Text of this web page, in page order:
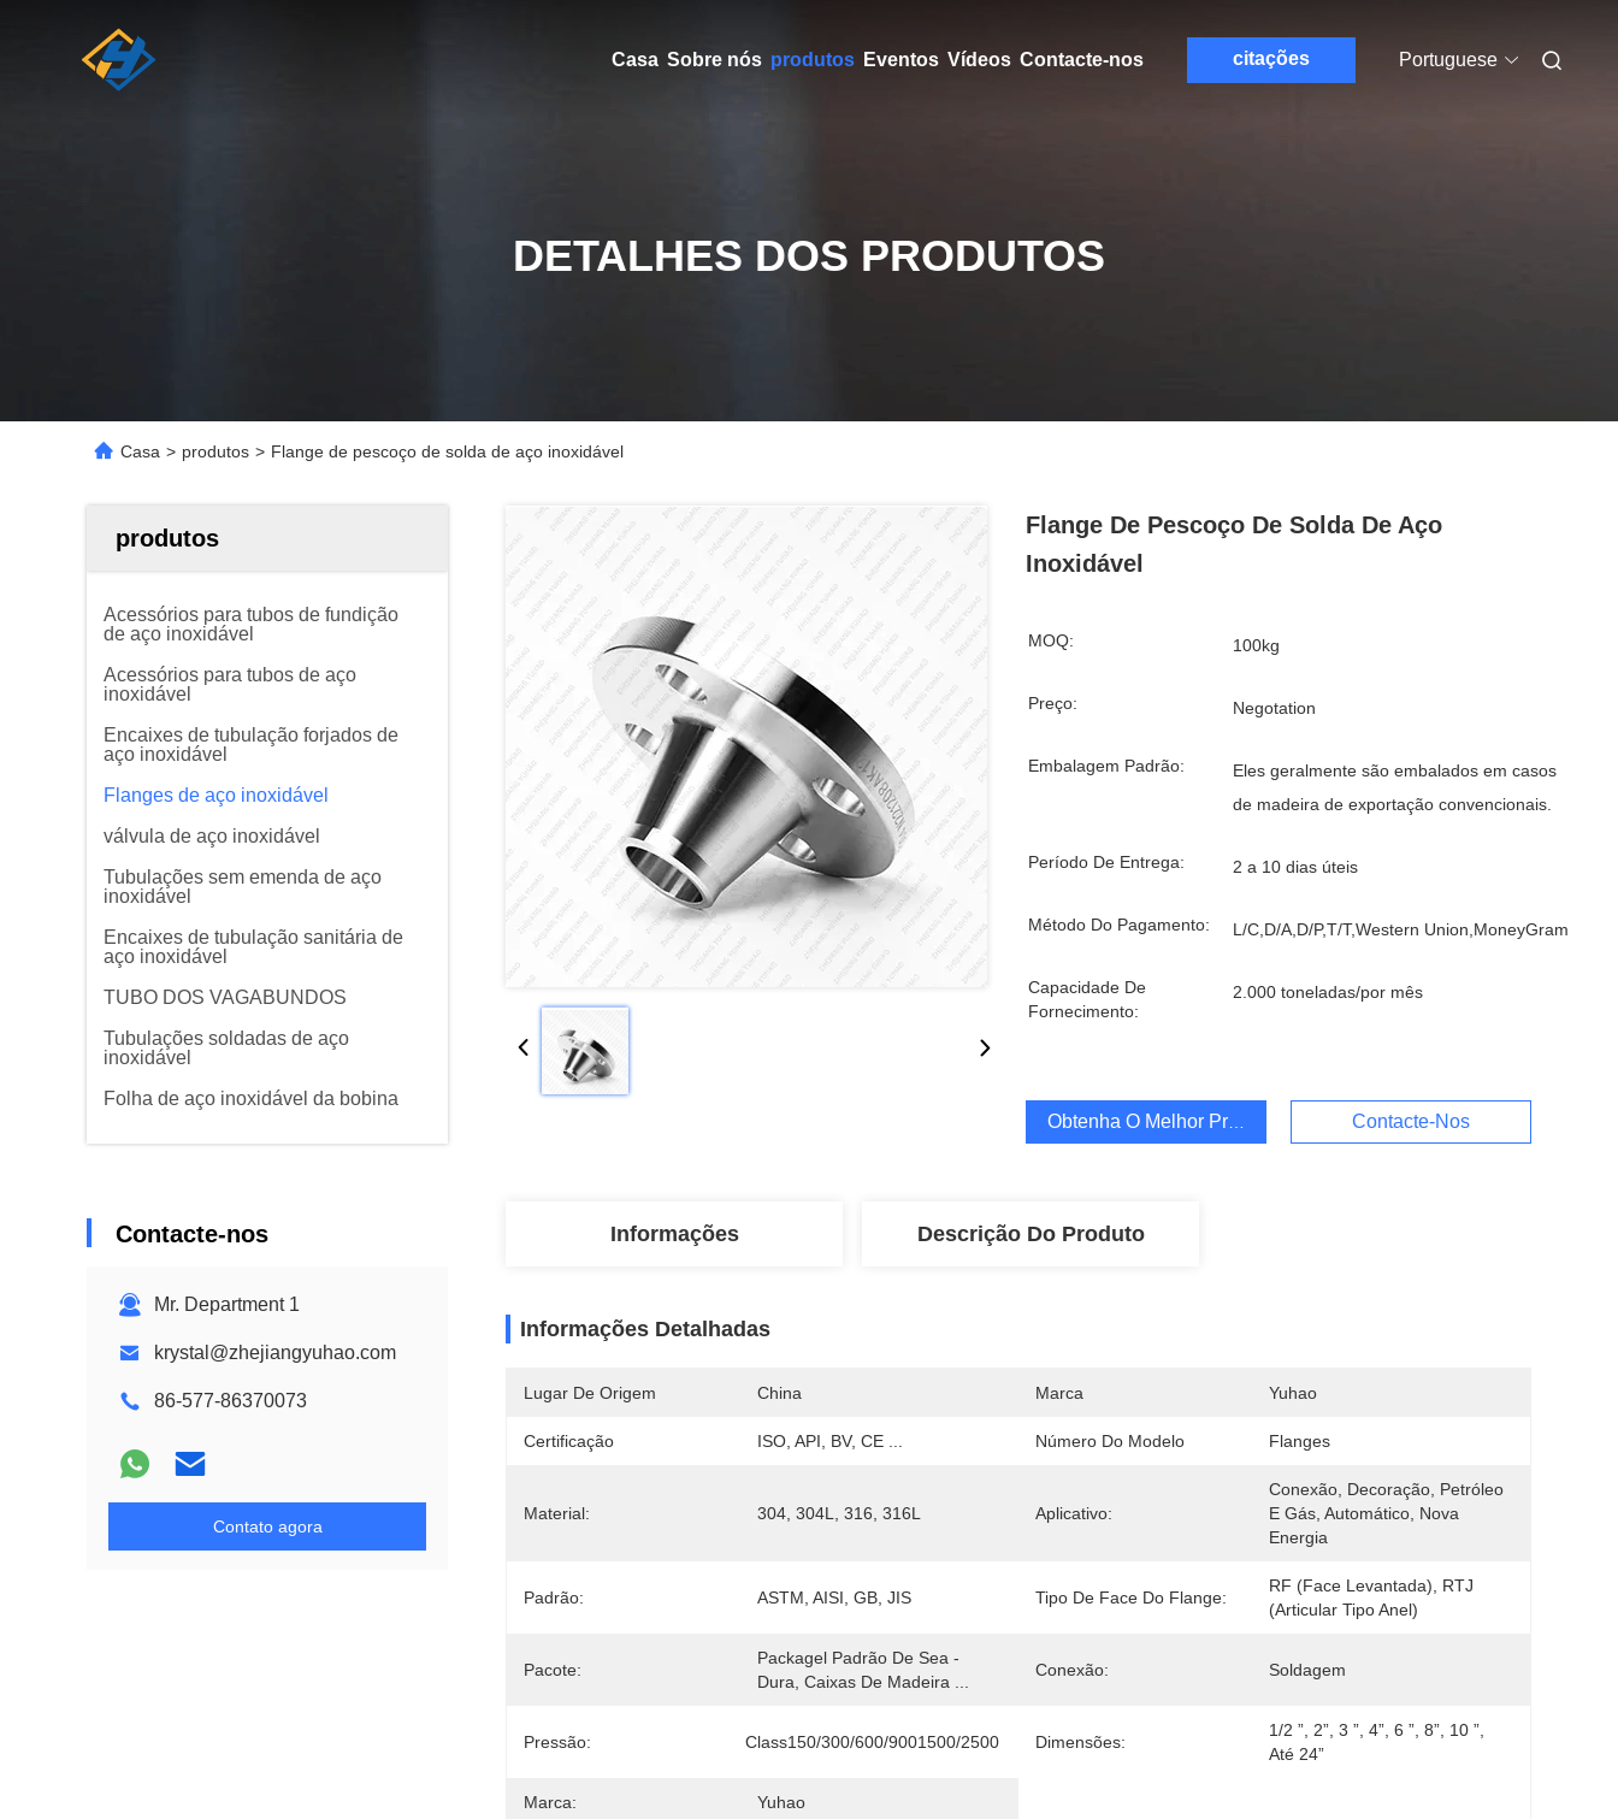
Casa Sobre nós produtos Eventos Vídeos Contacte-nos citações Portuguese
DETALHES DOS PRODUTOS
Casa > produtos > Flange de pescoço de solda de aço inoxidável
produtos
Acessórios para tubos de fundição
de aço inoxidável
Acessórios para tubos de aço
inoxidável
Encaixes de tubulação forjados de
aço inoxidável
Flanges de aço inoxidável
válvula de aço inoxidável
Tubulações sem emenda de aço
inoxidável
Encaixes de tubulação sanitária de
aço inoxidável
TUBO DOS VAGABUNDOS
Tubulações soldadas de aço
inoxidável
Folha de aço inoxidável da bobina
Contacte-nos
Mr. Department 1
krystal@zhejiangyuhao.com
86-577-86370073
Contato agora
Flange De Pescoço De Solda De Aço
Inoxidável
MOQ: 100kg
Preço: Negotation
Embalagem Padrão:
Eles geralmente são embalados em casos
de madeira de exportação convencionais.
Período De Entrega: 2 a 10 dias úteis
Método Do Pagamento: L/C,D/A,D/P,T/T,Western Union,MoneyGram
Capacidade De
Fornecimento:
2.000 toneladas/por mês
Obtenha O Melhor Preço Contacte-Nos
Informações Descrição Do Produto
Informações Detalhadas
Lugar De Origem China Marca Yuhao
Certificação ISO, API, BV, CE ... Número Do Modelo Flanges
Material: 304, 304L, 316, 316L Aplicativo:
Conexão, Decoração, Petróleo
E Gás, Automático, Nova
Energia
Padrão: ASTM, AISI, GB, JIS Tipo De Face Do Flange:
RF (face Levantada), RTJ
(articular Tipo Anel)
Pacote:
Packagel Padrão De Sea -
Dura, Caixas De Madeira ...
Conexão: Soldagem
Pressão: Class150/300/600/9001500/2500 Dimensões:
1/2 ”, 2”, 3 ”, 4”, 6 ”, 8”, 10 ”,
Até 24”
Marca: Yuhao